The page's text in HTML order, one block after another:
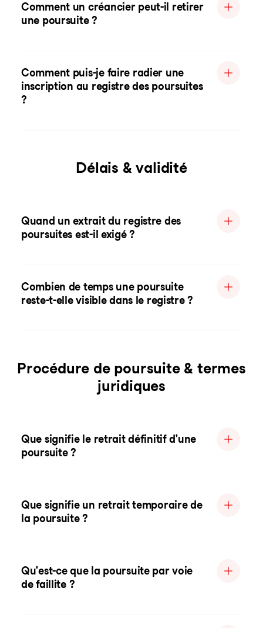
Comment un créancier peut-il retirer
une poursuite ?
Comment puis-je faire radier une
inscription au registre des poursuites
?
Délais & validité
Quand un extrait du registre des
poursuites est-il exigé ?
Combien de temps une poursuite
reste-t-elle visible dans le registre ?
Procédure de poursuite & termes
juridiques
Que signifie le retrait définitif d'une
poursuite ?
Que signifie un retrait temporaire de
la poursuite ?
Qu'est-ce que la poursuite par voie
de faillite ?